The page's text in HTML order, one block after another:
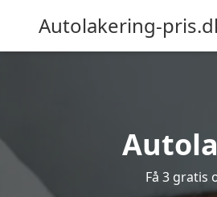
Autolakering-
Få 3 gratis